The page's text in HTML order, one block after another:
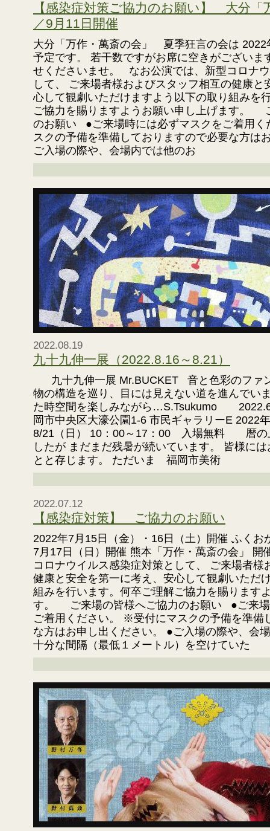
【感染症対策ご協力のお願い】 大分「
／9月11日開催
大分「万作・萬斎の会」 夏季狂言の会は 2022
予定です。 若干数ですがお席に空きがございま
せくださいませ。 なお公演では、新型コロナ
して、 ご来場者様およびスタッフ相互の健康と
心して観劇いただけますよう以下の取り組みを
ご協力を賜りますようお願い申し上げます。
のお願い ●ご来場時には必ずマスクをご着用
スクの予備を準備しておりますので必要な方は
ご入場の際や、会場内では他のお
2022.08.19
九十九伸一展（2022.8.16～8.21）
九十九伸一展 Mr.BUCKET 音と色彩のファ
物の構造を巡り、目には見えない道を進んでい
た時空間を楽しみながら…S.Tsukumo
岡市中央区大濠公園1-6 市民ギャラリーE
8/21（日） 10：00～17：00 入場無料 暦の
したが まだまだ残暑が続いています。 皆様に
とと存じます。 ただいま 福岡市美術
2022.07.12
【感染症対策】 ご協力のお願い
2022年7月15日（金）・16日（土）開催 ふくお
7月17日（日）開催 熊本「万作・萬斎の会」 開
コロナウイルス感染症対策として、 ご来場者様
健康と安全を第一に考え、安心して観劇いただ
組みを行います。何卒ご理解ご協力を賜ります
す。 ご来場の皆様へご協力のお願い ●ご来場
ご着用ください。 ※受付にマスクの予備を準備
な方はお申し出ください。 ●ご入場の際や、会
十分な間隔（最低１メートル）を空けていた